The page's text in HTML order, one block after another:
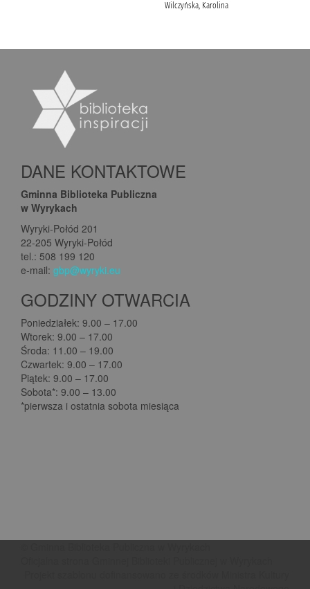
DANE KONTAKTOWE
Gminna Biblioteka Publiczna
w Wyrykach
Wyryki-Połód 201
22-205 Wyryki-Połód
tel.: 508 199 120
e-mail: gbp@wyryki.eu
GODZINY OTWARCIA
Poniedziałek: 9.00 – 17.00
Wtorek: 9.00 – 17.00
Środa: 11.00 – 19.00
Czwartek: 9.00 – 17.00
Piątek: 9.00 – 17.00
Sobota*: 9.00 – 13.00
*pierwsza i ostatnia sobota miesiąca